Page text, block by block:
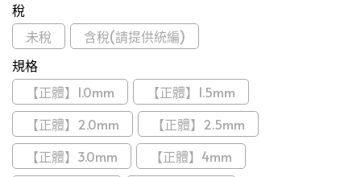
稅
未稅
含稅(請提供統編)
規格
【正體】1.0mm
【正體】1.5mm
【正體】2.0mm
【正體】2.5mm
【正體】3.0mm
【正體】4mm